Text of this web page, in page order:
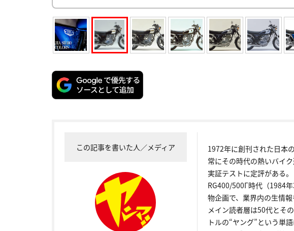
この記事を書いた人／メディア
1972年に創刊された日本
常にその時代の熱いバイ
実証テストに定評がある
RG400/500Γ時代（1984
物企画で、業界内の生情
メイン読者層は50代とそ
トルの“ヤング”という単